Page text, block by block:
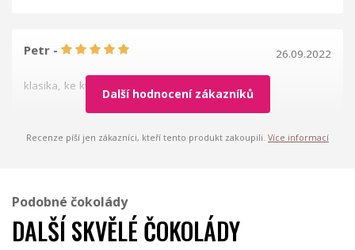
Petr - 26.09.2022
klasika, ke které se rádi vracíme
Další hodnocení zákazníků
Recenze píší jen zákazníci, kteří tento produkt zakoupili. Více informací
Podobné čokolády
DALŠÍ SKVĚLÉ ČOKOLÁDY